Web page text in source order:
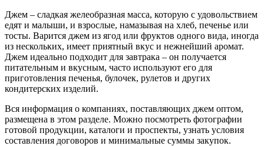
Джем – сладкая желеобразная масса, которую с удовольствием
едят и малыши, и взрослые, намазывая на хлеб, печенье или
тосты. Варится джем из ягод или фруктов одного вида, иногда
из нескольких, имеет приятный вкус и нежнейший аромат.
Джем идеально подходит для завтрака – он получается
питательным и вкусным, часто используют его для
приготовления печенья, булочек, рулетов и других
кондитерских изделий.
Вся информация о компаниях, поставляющих джем оптом,
размещена в этом разделе. Можно посмотреть фотографии
готовой продукции, каталоги и проспекты, узнать условия
составления договоров и минимальные суммы закупок.